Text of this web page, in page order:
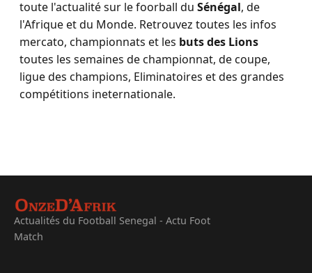
toute l'actualité sur le foorball du Sénégal, de
l'Afrique et du Monde. Retrouvez toutes les infos
mercato, championnats et les buts des Lions
toutes les semaines de championnat, de coupe,
ligue des champions, Eliminatoires et des grandes
compétitions ineternationale.
Actualités du Football Senegal - Actu Foot
Match